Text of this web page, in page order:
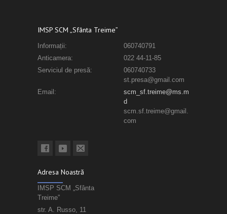
IMSP SCM „Sfânta Treime”
Informații:
060740791
Anticamera:
022 44-11-85
Serviciul de presă:
060740733
st.presa@gmail.com
Email:
scm_sf.treime@ms.m
d
scm.sf.treime@gmail.
com
Adresa Noastră
IMSP SCM „Sfânta
Treime”
str. A. Russo, 11